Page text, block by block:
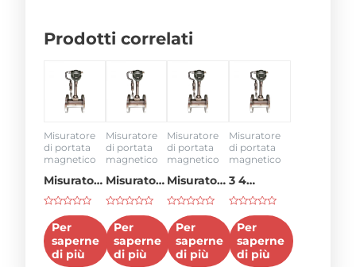
Prodotti correlati
Misuratore
di portata
magnetico
Misuratore
di portata
idraulica
da 100
gpm
su
5
Per
saperne
di più
Misuratore
di portata
magnetico
Misuratore
di portata
da 50
gpm
suPer
saperne
di più
Misuratore
di portata
magnetico
Misuratore
di portata
da 8
pollici
suPer
saperne
di più
Misuratore
di portata
magnetico
3 4
misuratore
di portata
suPer
saperne
di più